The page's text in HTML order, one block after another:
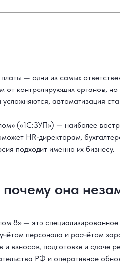
— одни из самых
от контролирующих органов,
автоматизация
(«1С:ЗУП») — наиболее
HR-директорам,
подходит именно их бизнесу.
она
8» — это
персонала и расчётом
и взносов, подготовке и
РФ и оперативное